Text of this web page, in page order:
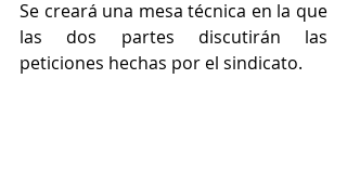
Se creará una mesa técnica en la que
las dos partes discutirán las
peticiones hechas por el sindicato.